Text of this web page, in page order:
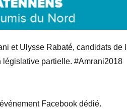
et Ulysse Rabaté, candidats de
législative partielle. #Amrani2018
Facebook dédié.